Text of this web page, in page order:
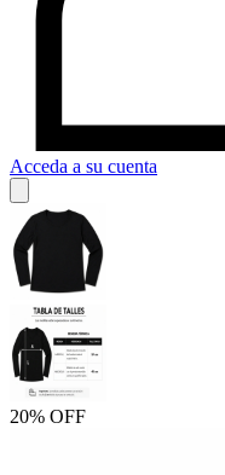
Acceda a su cuenta
20% OFF